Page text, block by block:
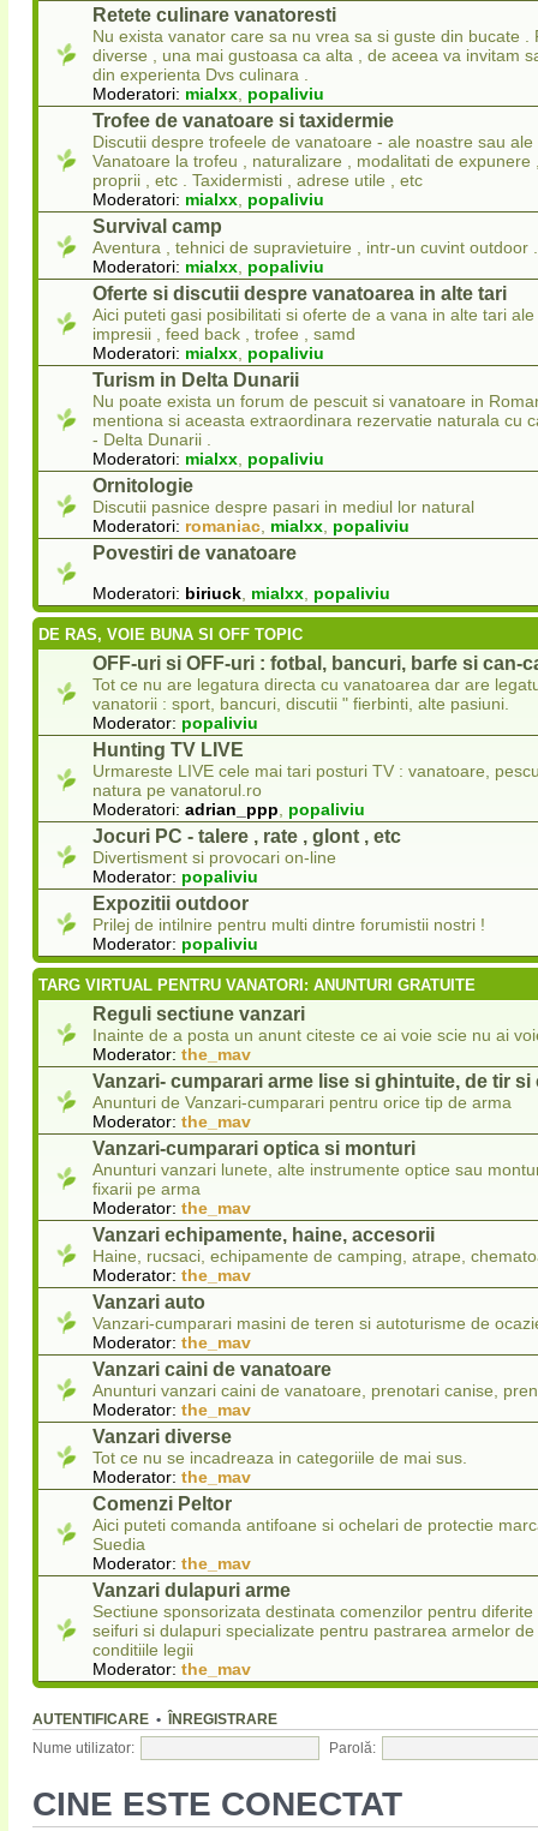
Retete culinare vanatoresti
Nu exista vanator care sa nu vrea sa si guste din bucate .
diverse , una mai gustoasa ca alta , de aceea va invitam
din experienta Dvs culinara .
Moderatori: mialxx, popaliviu
Trofee de vanatoare si taxidermie
Discutii despre trofeele de vanatoare - ale noastre sau ale
Vanatoare la trofeu , naturalizare , modalitati de expunere
proprii , etc . Taxidermisti , adrese utile , etc
Moderatori: mialxx, popaliviu
Survival camp
Aventura , tehnici de supravietuire , intr-un cuvint outdoor .
Moderatori: mialxx, popaliviu
Oferte si discutii despre vanatoarea in alte tari
Aici puteti gasi posibilitati si oferte de a vana in alte tari
impresii , feed back , trofee , samd
Moderatori: mialxx, popaliviu
Turism in Delta Dunarii
Nu poate exista un forum de pescuit si vanatoare in
mentiona si aceasta extraordinara rezervatie naturala cu
- Delta Dunarii .
Moderatori: mialxx, popaliviu
Ornitologie
Discutii pasnice despre pasari in mediul lor natural
Moderatori: romaniac, mialxx, popaliviu
Povestiri de vanatoare
Moderatori: biriuck, mialxx, popaliviu
DE RAS, VOIE BUNA SI OFF TOPIC
OFF-uri si OFF-uri : fotbal, bancuri, barfe si can-
Tot ce nu are legatura directa cu vanatoarea dar are
vanatorii : sport, bancuri, discutii " fierbinti, alte pasiuni.
Moderator: popaliviu
Hunting TV LIVE
Urmareste LIVE cele mai tari posturi TV : vanatoare,
natura pe vanatorul.ro
Moderatori: adrian_ppp, popaliviu
Jocuri PC - talere , rate , glont , etc
Divertisment si provocari on-line
Moderator: popaliviu
Expozitii outdoor
Prilej de intilnire pentru multi dintre forumistii nostri !
Moderator: popaliviu
TARG VIRTUAL PENTRU VANATORI: ANUNTURI GRATUITE
Reguli sectiune vanzari
Inainte de a posta un anunt citeste ce ai voie scie nu ai
Moderator: the_mav
Vanzari- cumparari arme lise si ghintuite, de tir si
Anunturi de Vanzari-cumparari pentru orice tip de arma
Moderator: the_mav
Vanzari-cumparari optica si monturi
Anunturi vanzari lunete, alte instrumente optice sau
fixarii pe arma
Moderator: the_mav
Vanzari echipamente, haine, accesorii
Haine, rucsaci, echipamente de camping, atrape,
Moderator: the_mav
Vanzari auto
Vanzari-cumparari masini de teren si autoturisme de
Moderator: the_mav
Vanzari caini de vanatoare
Anunturi vanzari caini de vanatoare, prenotari canise,
Moderator: the_mav
Vanzari diverse
Tot ce nu se incadreaza in categoriile de mai sus.
Moderator: the_mav
Comenzi Peltor
Aici puteti comanda antifoane si ochelari de protectie
Suedia
Moderator: the_mav
Vanzari dulapuri arme
Sectiune sponsorizata destinata comenzilor pentru
seifuri si dulapuri specializate pentru pastrarea armelor
conditiile legii
Moderator: the_mav
AUTENTIFICARE • ÎNREGISTRARE
Nume utilizator: Parolă:
CINE ESTE CONECTAT